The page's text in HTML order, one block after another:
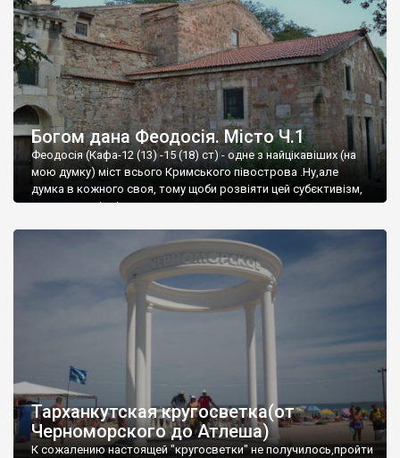
Богом дана Феодосія. Місто Ч.1
Феодосія (Кафа-12 (13) -15 (18) ст) - одне з найцікавіших (на
мою думку) міст всього Кримського півострова .Ну,але
думка в кожного своя, тому щоби розвіяти цей субєктивізм,
запрошую відвідати це
Тарханкутская кругосветка(от
Черноморского до Атлеша)
К сожалению настоящей "кругосветки" не получилось,пройти